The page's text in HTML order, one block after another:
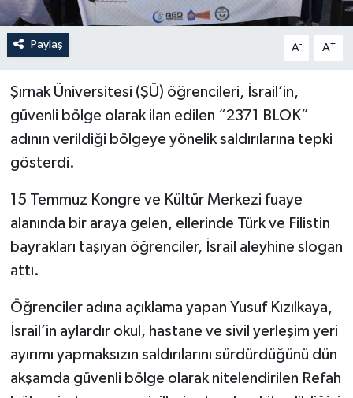
Paylaş A- A+
Şırnak Üniversitesi (ŞÜ) öğrencileri, İsrail’in,
güvenli bölge olarak ilan edilen “2371 BLOK”
adının verildiği bölgeye yönelik saldırılarına tepki
gösterdi.
15 Temmuz Kongre ve Kültür Merkezi fuaye
alanında bir araya gelen, ellerinde Türk ve Filistin
bayrakları taşıyan öğrenciler, İsrail aleyhine slogan
attı.
Öğrenciler adına açıklama yapan Yusuf Kızılkaya,
İsrail’in aylardır okul, hastane ve sivil yerleşim yeri
ayırımı yapmaksızın saldırılarını sürdürdüğünü dün
akşamda güvenli bölge olarak nitelendirilen Refah